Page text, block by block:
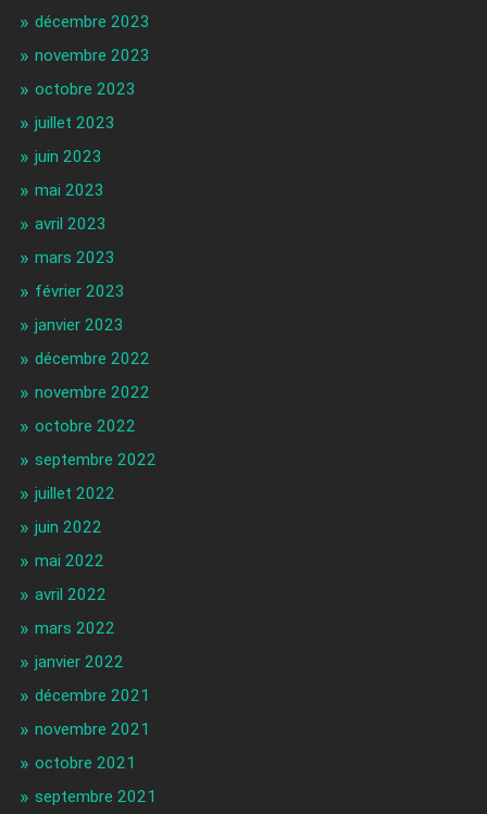
décembre 2023
novembre 2023
octobre 2023
juillet 2023
juin 2023
mai 2023
avril 2023
mars 2023
février 2023
janvier 2023
décembre 2022
novembre 2022
octobre 2022
septembre 2022
juillet 2022
juin 2022
mai 2022
avril 2022
mars 2022
janvier 2022
décembre 2021
novembre 2021
octobre 2021
septembre 2021